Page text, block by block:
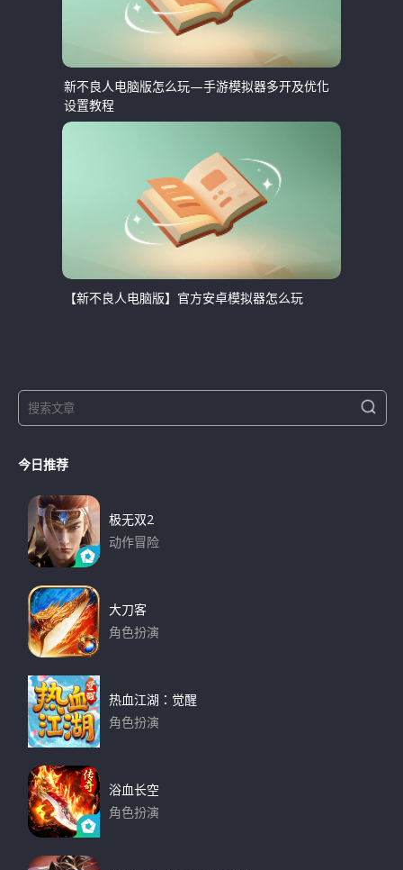
新不良人电脑版怎么玩—手游模拟器多开及优化
设置教程
【新不良人电脑版】官方安卓模拟器怎么玩
e
r
S
e
今日推荐
极无双2
动作冒险
大刀客
角色扮演
热血江湖：觉醒
角色扮演
浴血长空
角色扮演